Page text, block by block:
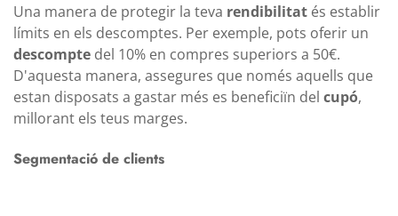
Una manera de protegir la teva rendibilitat és establir
límits en els descomptes. Per exemple, pots oferir un
descompte del 10% en compres superiors a 50€.
D'aquesta manera, assegures que només aquells que
estan disposats a gastar més es beneficiïn del cupó,
millorant els teus marges.
Segmentació de clients